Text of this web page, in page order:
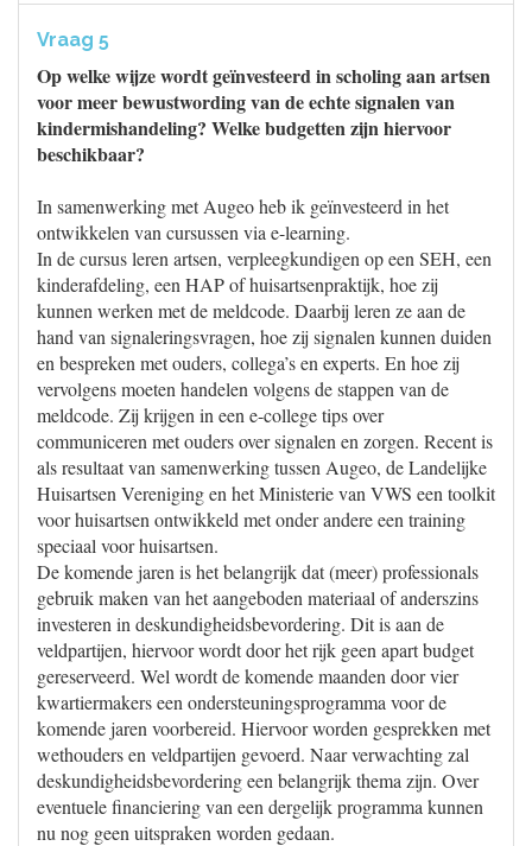
Vraag 5
Op welke wijze wordt geïnvesteerd in scholing aan artsen
voor meer bewustwording van de echte signalen van
kindermishandeling? Welke budgetten zijn hiervoor
beschikbaar?
In samenwerking met Augeo heb ik geïnvesteerd in het
ontwikkelen van cursussen via e-learning.
In de cursus leren artsen, verpleegkundigen op een SEH, een
kinderafdeling, een HAP of huisartsenpraktijk, hoe zij
kunnen werken met de meldcode. Daarbij leren ze aan de
hand van signaleringsvragen, hoe zij signalen kunnen duiden
en bespreken met ouders, collega’s en experts. En hoe zij
vervolgens moeten handelen volgens de stappen van de
meldcode. Zij krijgen in een e-college tips over
communiceren met ouders over signalen en zorgen. Recent is
als resultaat van samenwerking tussen Augeo, de Landelijke
Huisartsen Vereniging en het Ministerie van VWS een toolkit
voor huisartsen ontwikkeld met onder andere een training
speciaal voor huisartsen.
De komende jaren is het belangrijk dat (meer) professionals
gebruik maken van het aangeboden materiaal of anderszins
investeren in deskundigheidsbevordering. Dit is aan de
veldpartijen, hiervoor wordt door het rijk geen apart budget
gereserveerd. Wel wordt de komende maanden door vier
kwartiermakers een ondersteuningsprogramma voor de
komende jaren voorbereid. Hiervoor worden gesprekken met
wethouders en veldpartijen gevoerd. Naar verwachting zal
deskundigheidsbevordering een belangrijk thema zijn. Over
eventuele financiering van een dergelijk programma kunnen
nu nog geen uitspraken worden gedaan.